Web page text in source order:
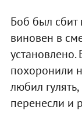
Боб был
виновен в
похоронили
любил
перенесли и